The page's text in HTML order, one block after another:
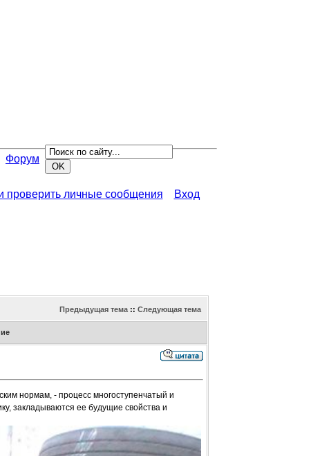
Форум
проверить личные сообщения Вход
Предыдущая тема:: Следующая тема
нормам, - процесс многоступенчатый и
закладываются ее будущие свойства и